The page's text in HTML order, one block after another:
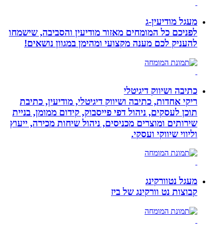
מעגל מודיעין-ג
לפניכם כל המומחים מאזור מודיעין והסביבה, שישמחו
להעניק לכם מענה מקצועי ומהימן במגוון נושאים!
כתיבה ושיווק דיגיטלי
ריקי אחדות, כתיבה ושיווק דיגיטלי, מודיעין, כתיבת
תוכן לעסקים, ניהול דפי פייסבוק, קידום ממומן, בניית
שירותים ומוצרים מכניסים, ניהול שיחות מכירה, ייעוץ
וליווי שיווקי ועסקי.
מעגל נטוורקינג
קבוצות נט וורקינג של ביז